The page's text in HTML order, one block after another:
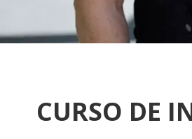
CURSO DE